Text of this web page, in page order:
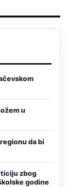
u
da bi
zbog
godine